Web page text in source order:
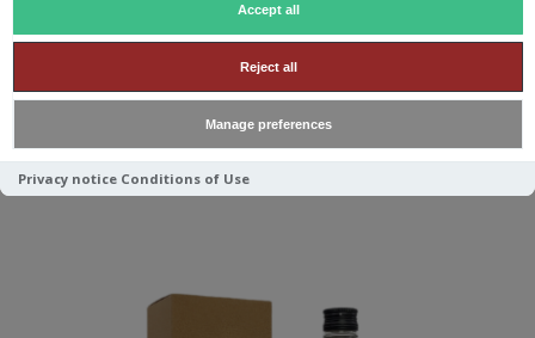
Accept all
Reject all
Manage preferences
Privacy notice Conditions of Use
AKASHI